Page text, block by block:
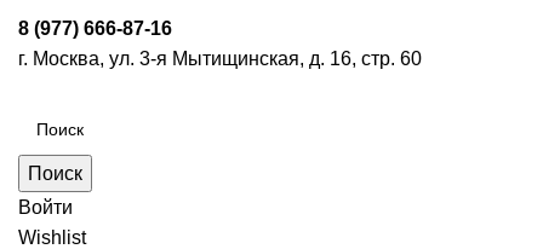
8 (977) 666-87-16
г. Москва, ул. 3-я Мытищинская, д. 16, стр. 60
Поиск
Войти
Wishlist